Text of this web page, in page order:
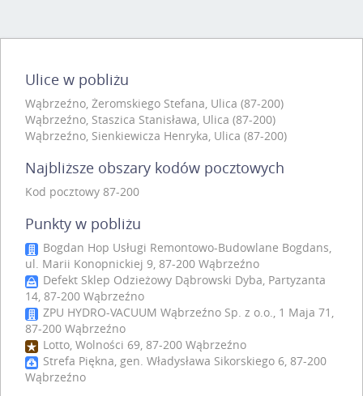
Ulice w pobliżu
Wąbrzeźno, Żeromskiego Stefana, Ulica (87-200)
Wąbrzeźno, Staszica Stanisława, Ulica (87-200)
Wąbrzeźno, Sienkiewicza Henryka, Ulica (87-200)
Najbliższe obszary kodów pocztowych
Kod pocztowy 87-200
Punkty w pobliżu
Bogdan Hop Usługi Remontowo-Budowlane Bogdans,
ul. Marii Konopnickiej 9, 87-200 Wąbrzeźno
Defekt Sklep Odzieżowy Dąbrowski Dyba, Partyzanta
14, 87-200 Wąbrzeźno
ZPU HYDRO-VACUUM Wąbrzeźno Sp. z o.o., 1 Maja 71,
87-200 Wąbrzeźno
Lotto, Wolności 69, 87-200 Wąbrzeźno
Strefa Piękna, gen. Władysława Sikorskiego 6, 87-200
Wąbrzeźno